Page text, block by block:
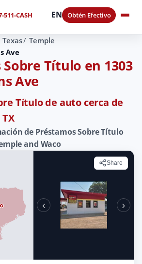
511-CASH EN Obtén Efectivo
Texas
Temple
Ave
Título en 1303
Ave
Título de auto cerca de
de Préstamos Sobre Título
and Waco
Share
‹ ›